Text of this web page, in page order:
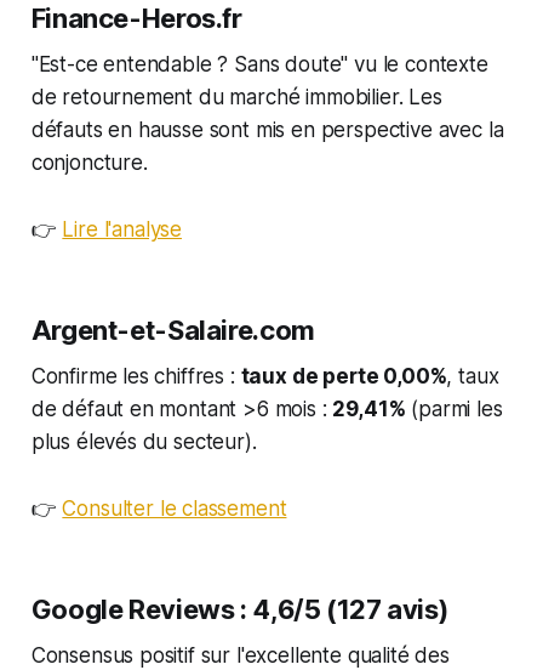
Finance-Heros.fr
"Est-ce entendable ? Sans doute" vu le contexte
de retournement du marché immobilier. Les
défauts en hausse sont mis en perspective avec la
conjoncture.
👉 Lire l'analyse
Argent-et-Salaire.com
Confirme les chiffres : taux de perte 0,00%, taux
de défaut en montant >6 mois : 29,41% (parmi les
plus élevés du secteur).
👉Consulter le classement
Google Reviews : 4,6/5 (127 avis)
Consensus positif sur l'excellente qualité des